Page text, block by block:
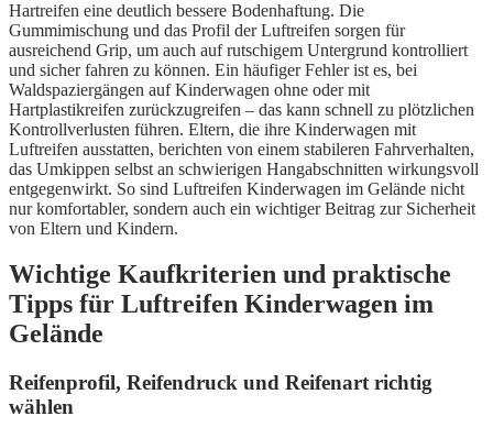
Hartreifen eine deutlich bessere Bodenhaftung. Die
Gummimischung und das Profil der Luftreifen sorgen für
ausreichend Grip, um auch auf rutschigem Untergrund kontrolliert
und sicher fahren zu können. Ein häufiger Fehler ist es, bei
Waldspaziergängen auf Kinderwagen ohne oder mit
Hartplastikreifen zurückzugreifen – das kann schnell zu plötzlichen
Kontrollverlusten führen. Eltern, die ihre Kinderwagen mit
Luftreifen ausstatten, berichten von einem stabileren Fahrverhalten,
das Umkippen selbst an schwierigen Hangabschnitten wirkungsvoll
entgegenwirkt. So sind Luftreifen Kinderwagen im Gelände nicht
nur komfortabler, sondern auch ein wichtiger Beitrag zur Sicherheit
von Eltern und Kindern.
Wichtige Kaufkriterien und praktische
Tipps für Luftreifen Kinderwagen im
Gelände
Reifenprofil, Reifendruck und Reifenart richtig
wählen